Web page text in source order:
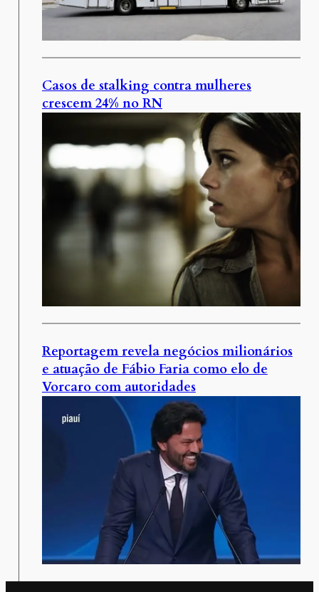
Casos de stalking contra mulheres
crescem 24% no RN
Reportagem revela negócios milionários
e atuação de Fábio Faria como elo de
Vorcaro com autoridades